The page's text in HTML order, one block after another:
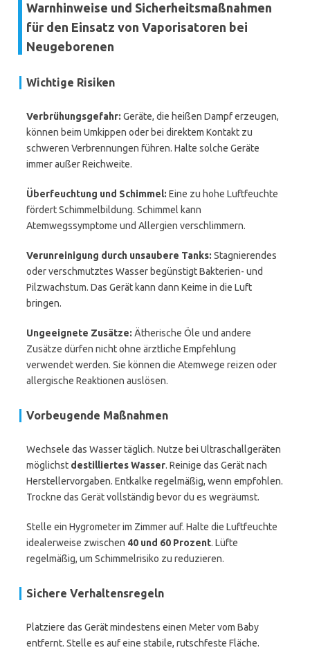
Warnhinweise und Sicherheitsmaßnahmen
für den Einsatz von Vaporisatoren bei
Neugeborenen
Wichtige Risiken
Verbrühungsgefahr: Geräte, die heißen Dampf erzeugen,
können beim Umkippen oder bei direktem Kontakt zu
schweren Verbrennungen führen. Halte solche Geräte
immer außer Reichweite.
Überfeuchtung und Schimmel: Eine zu hohe Luftfeuchte
fördert Schimmelbildung. Schimmel kann
Atemwegssymptome und Allergien verschlimmern.
Verunreinigung durch unsaubere Tanks: Stagnierendes
oder verschmutztes Wasser begünstigt Bakterien- und
Pilzwachstum. Das Gerät kann dann Keime in die Luft
bringen.
Ungeeignete Zusätze: Ätherische Öle und andere
Zusätze dürfen nicht ohne ärztliche Empfehlung
verwendet werden. Sie können die Atemwege reizen oder
allergische Reaktionen auslösen.
Vorbeugende Maßnahmen
Wechsele das Wasser täglich. Nutze bei Ultraschallgeräten
möglichst destilliertes Wasser. Reinige das Gerät nach
Herstellervorgaben. Entkalke regelmäßig, wenn empfohlen.
Trockne das Gerät vollständig bevor du es wegräumst.
Stelle ein Hygrometer im Zimmer auf. Halte die Luftfeuchte
idealerweise zwischen 40 und 60 Prozent. Lüfte
regelmäßig, um Schimmelrisiko zu reduzieren.
Sichere Verhaltensregeln
Platziere das Gerät mindestens einen Meter vom Baby
entfernt. Stelle es auf eine stabile, rutschfeste Fläche.